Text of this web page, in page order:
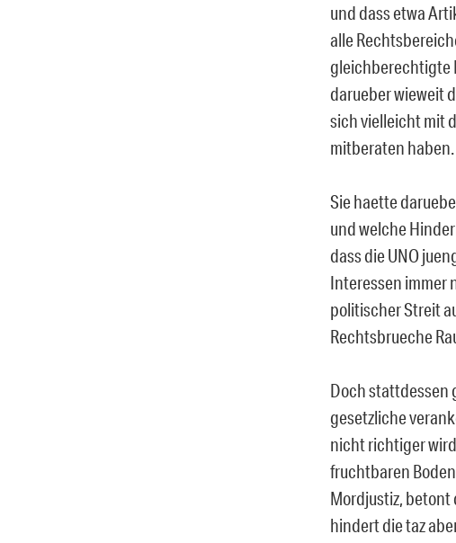
und dass etwa
alle
gleichberechtigte
darueber wieweit
sich vielleicht mit
mitberaten haben.
Sie haette
und welche
dass die UNO
Interessen immer
politischer Streit
Rechtsbrueche
Doch stattdessen
gesetzliche
nicht richtiger
fruchtbaren
Mordjustiz, betont
hindert die taz